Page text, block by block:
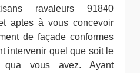
ravaleurs 91840
aptes à vous concevoir
de façade conformes
intervenir quel que soit le
qua vous avez. Ayant